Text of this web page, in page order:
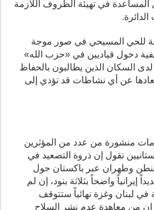
المساعدة في تهيئة الظروف اللازمة
للحي المسيحي في صور موجة
دخول قياديين في «حزب الله»
السكان الذين يطالبون بالحفاظ
عن أي نشاطات قد تؤدي إلى
منشورة من عدد من المؤثرين
تقول إن ذروة التصعيد في
وطهران عبر باكستان حول
إيرانياً واضحاً بثلاثة بنود، إن لم
في لبنان وغزة نهائياً ستتوقف
من معاهدة عدم نشر السلاح